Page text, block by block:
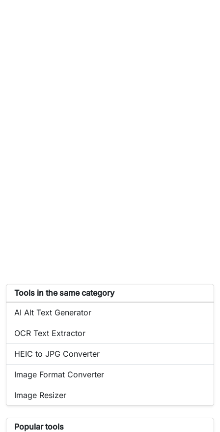
Tools in the same category
List of tools similar to Image Compressor
Online tool:
AI Alt Text Generator
Online tool:
OCR Text Extractor
Online tool:
HEIC to JPG Converter
Online tool:
Image Format Converter
Online tool:
Image Resizer
Popular tools
List of popular tools related to Image Compressor